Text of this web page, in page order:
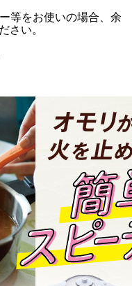
等をお使いの場合、余
さい。